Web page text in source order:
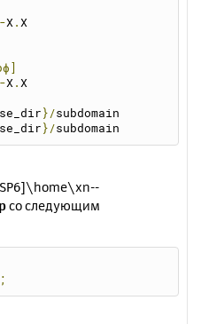
-X . X
-X . X
}/subdomain
}/subdomain
со следующим
;